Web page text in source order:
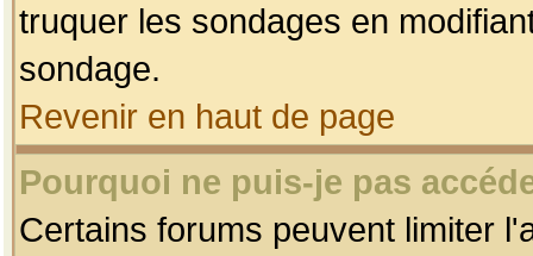
truquer les sondages en
sondage.
Revenir en haut de page
Pourquoi ne puis-je pas
Certains forums peuvent limiter